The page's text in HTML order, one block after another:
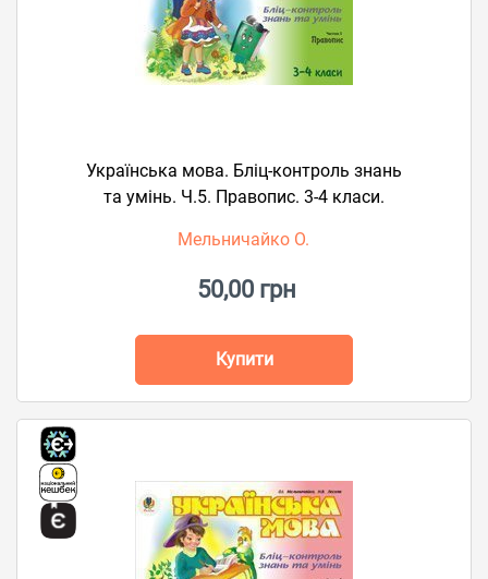
Українська мова. Бліц-контроль знань
та умінь. Ч.5. Правопис. 3-4 класи.
Мельничайко О.
50,00 грн
Купити